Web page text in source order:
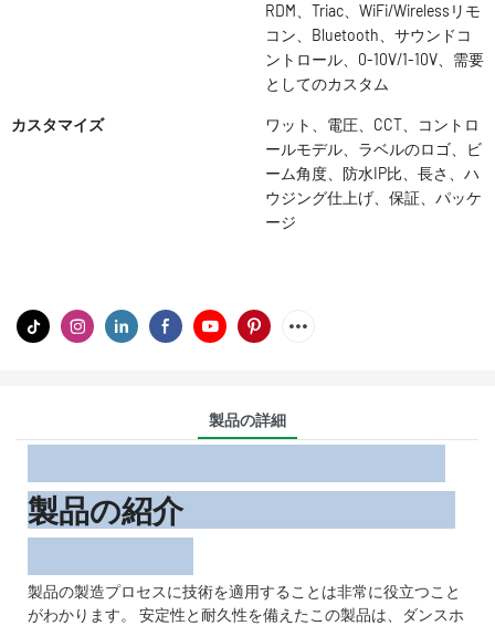
RDM、Triac、WiFi/Wirelessリモ
コン、Bluetooth、サウンドコ
ントロール、0-10V/1-10V、需要
としてのカスタム
カスタマイズ
ワット、電圧、CCT、コントロ
ールモデル、ラベルのロゴ、ビ
ーム角度、防水IP比、長さ、ハ
ウジング仕上げ、保証、パッケ
ージ
製品の詳細
製品の紹介
製品の製造プロセスに技術を適用することは非常に役立つこと
がわかります。 安定性と耐久性を備えたこの製品は、ダンスホ